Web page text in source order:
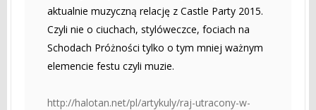
aktualnie muzyczną relację z Castle Party 2015.
Czyli nie o ciuchach, stylóweczce, fociach na
Schodach Próżności tylko o tym mniej ważnym
elemencie festu czyli muzie.
http://halotan.net/pl/artykuly/raj-utracony-w-